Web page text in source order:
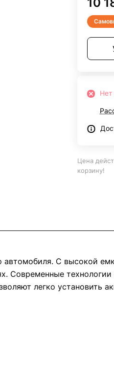
Нет
Цена
корзину!
С высокой
Современные
легко установить